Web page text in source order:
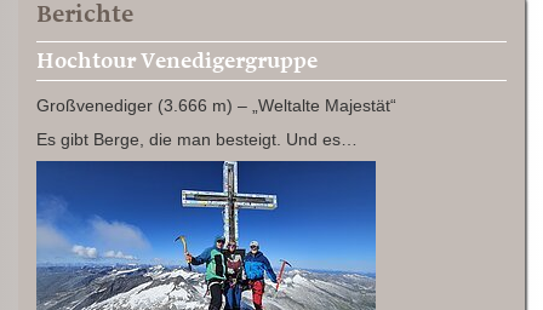
Berichte
Hochtour Venedigergruppe
Großvenediger (3.666 m) – „Weltalte Majestät“
Es gibt Berge, die man besteigt. Und es…